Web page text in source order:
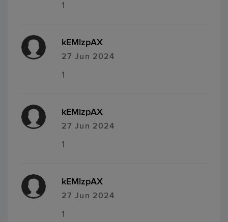
1
kEMlzpAX
27 Jun 2024
1
kEMlzpAX
27 Jun 2024
1
kEMlzpAX
27 Jun 2024
1